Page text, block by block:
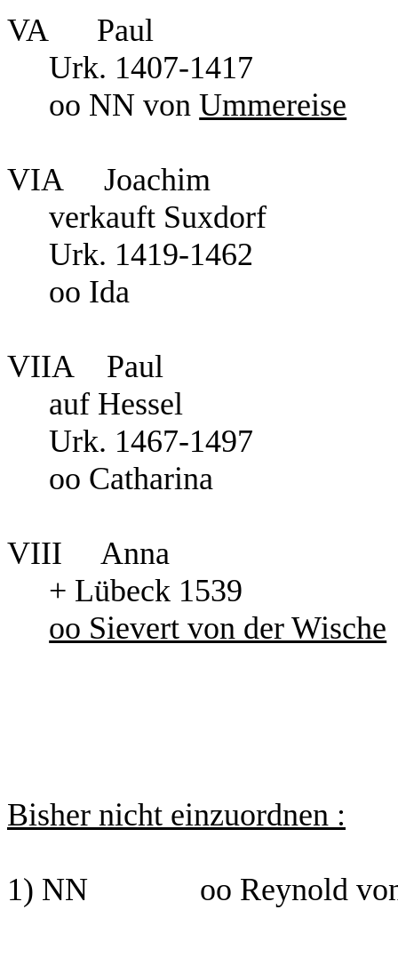
VA Paul
Urk. 1407-1417
oo NN vonUmmereise
VIA Joachim
verkauft Suxdorf
Urk. 1419-1462
oo Ida
VIIA Paul
auf
Urk. 1467-1497
oo Catharina
VIII Anna
+ Lübeck 1539
oo Sievert von der Wische
Bisher nicht einzuordnen :
1) NN oo Reynold von